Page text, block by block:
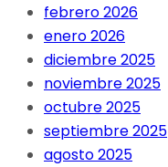
febrero 2026
enero 2026
diciembre 2025
noviembre 2025
octubre 2025
septiembre 2025
agosto 2025